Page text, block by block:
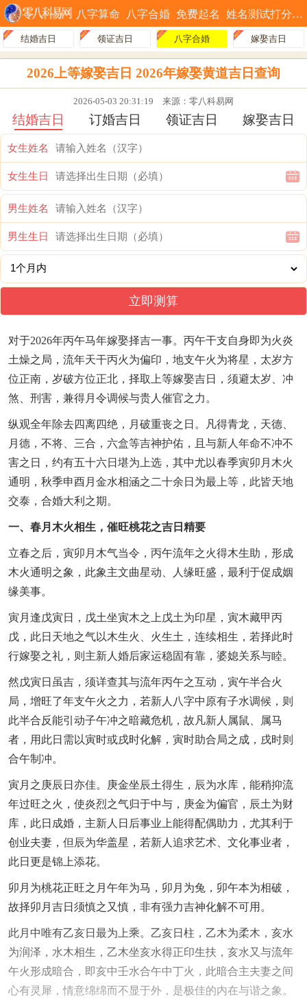
八字算命 八字合婚 免费起名 姓名测试打分
结婚吉日 领证吉日 八字合婚 嫁娶吉日
2026上等嫁娶吉日 2026年嫁娶黄道吉日查询
2026-05-03 20:31:19 来源：零八科易网
结婚吉日 订婚吉日 领证吉日 嫁娶吉日
女生姓名
女生生日
男生姓名
男生生日
立即测算
对于2026年丙午马年嫁娶择吉一事。丙午干支自身即为火炎
土燥之局，流年天干丙火为偏印，地支午火为将星，太岁方
位正南，岁破方位正北，择取上等嫁娶吉日，须避太岁、冲
煞、刑害，兼得月令调候与贵人催官之力。
纵观全年除去四离四绝，月破重丧之日。凡得青龙，天德、
月德，不将、三合，六盒等吉神护佑，且与新人年命不冲不
害之日，约有五十六日堪为上选，其中尤以春季寅卯月木火
通明，秋季申酉月金水相涵之二十余日为最上等，此皆天地
交泰，合婚大利之期。
一、春月木火相生，催旺桃花之吉日精要
立春之后，寅卯月木气当令，丙午流年之火得木生助，形成
木火通明之象，此象主文曲星动、人缘旺盛，最利于促成姻
缘美事。
寅月逢戊寅日，戊土坐寅木之上戊土为印星，寅木藏甲丙
戊，此日天地之气以木生火、火生土，连续相生，若择此时
行嫁娶之礼，则主新人婚后家运稳固有靠，婆媳关系与睦。
然戊寅日虽吉，须详查其与流年丙午之互动，寅午半合火
局，增旺了年支午火之力，若新人八字中原有子水调候，则
此半合反能引动子午冲之暗藏危机，故凡新人属鼠、属马
者，用此日需以寅时或戌时化解，寅时助合局之成，戌时则
合午制冲。
寅月之庚辰日亦佳。庚金坐辰土得生，辰为水库，能稍抑流
年过旺之火，使炎烈之气归于中与，庚金为偏官，辰土为财
库，此日成婚，主新人日后事业上能得配偶助力，尤其利于
创业夫妻，但辰为华盖星，若新人追求艺术、文化事业者，
此日更是锦上添花。
卯月为桃花正旺之月午年为马，卯月为兔，卯午本为相破，
故择卯月吉日须慎之又慎，非有强力吉神化解不可用。
此月中唯有乙亥日最为上乘。乙亥日柱，乙木为柔木，亥水
为润泽，水木相生，乙木坐亥水得正印生扶，亥水又与流年
午火形成暗合，即亥中壬水合午中丁火，此暗合主夫妻之间
心有灵犀，情意绵绵而不显于外，是极佳的内在与谐之象。